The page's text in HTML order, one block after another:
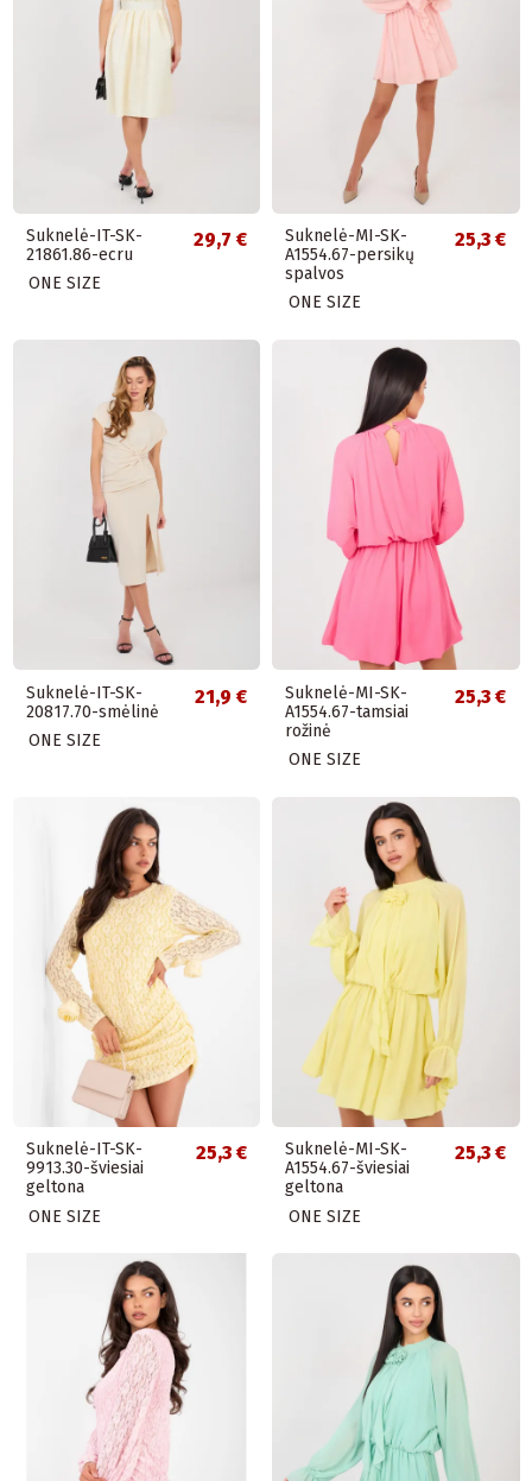
Suknelė-IT-SK-
21861.86-ecru
29,7 €
ONE SIZE
Suknelė-MI-SK-
A1554.67-persikų
spalvos
25,3 €
ONE SIZE
Suknelė-IT-SK-
20817.70-smėlinė
21,9 €
ONE SIZE
Suknelė-MI-SK-
A1554.67-tamsiai
rožinė
25,3 €
ONE SIZE
Suknelė-IT-SK-
9913.30-šviesiai
geltona
25,3 €
ONE SIZE
Suknelė-MI-SK-
A1554.67-šviesiai
geltona
25,3 €
ONE SIZE